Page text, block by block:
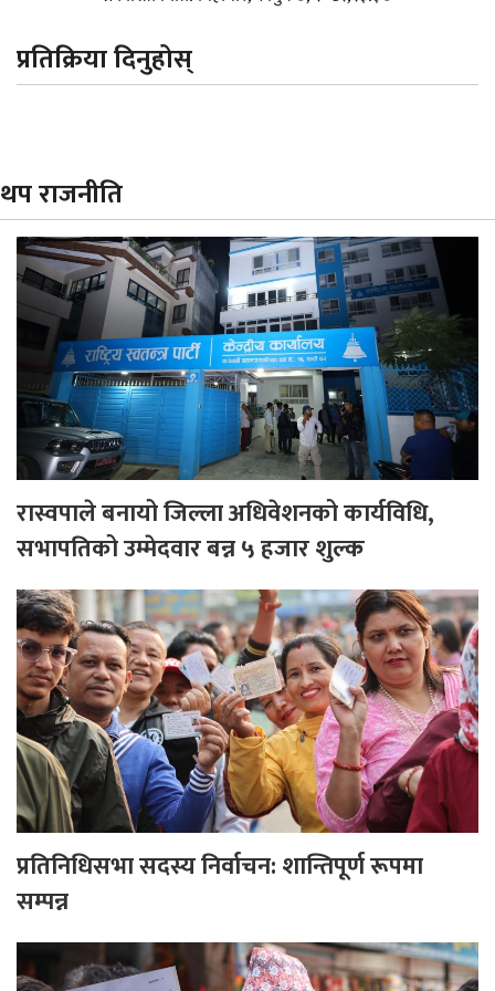
प्रतिक्रिया दिनुहोस्
थप राजनीति
रास्वपाले बनायो जिल्ला अधिवेशनको कार्यविधि,
सभापतिको उम्मेदवार बन्न ५ हजार शुल्क
प्रतिनिधिसभा सदस्य निर्वाचन: शान्तिपूर्ण रूपमा
सम्पन्न